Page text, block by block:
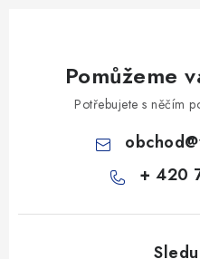
Pomůžeme
Potřebujete s něčím
obchod@
+ 420